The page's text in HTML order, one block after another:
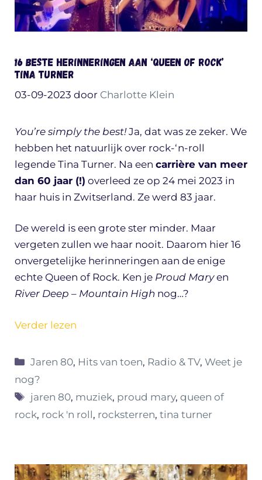
16 beste herinneringen aan ‘Queen of Rock’
Tina Turner
03-09-2023 door Charlotte Klein
You’re simply the best!Ja, dat was ze zeker. We
hebben het natuurlijk over rock-‘n-roll
legende Tina Turner. Na een carrière van meer
dan 60 jaar (!) overleed ze op 24 mei 2023 in
haar huis in Zwitserland. Ze werd 83 jaar.
De wereld is een grote ster minder. Maar
vergeten zullen we haar nooit. Daarom hier 16
onvergetelijke herinneringen aan de enige
echte Queen of Rock. Ken je Proud Maryen
River Deep – Mountain High nog…?
Verder lezen
Categorieën
Jaren 80, Hits van toen, Radio & TV,Weet je
nog?
Tags
jaren 80, muziek, proud mary,queen of
rock, rock 'n roll, rocksterren, tina turner